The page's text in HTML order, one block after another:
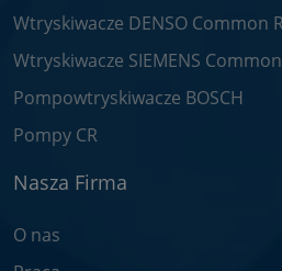
Wtryskiwacze DENSO Common
Wtryskiwacze SIEMENS
Pompowtryskiwacze BOSCH
Pompy CR
Nasza Firma
O nas